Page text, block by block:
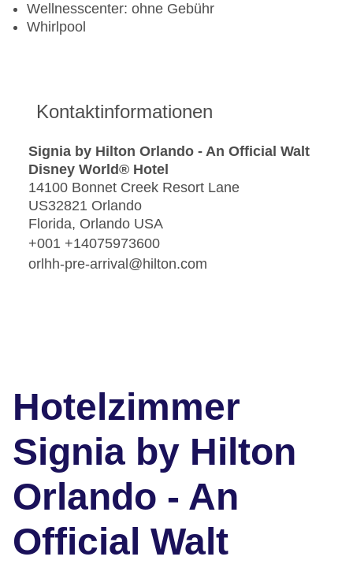
Wellnesscenter: ohne Gebühr
Whirlpool
Kontaktinformationen
Signia by Hilton Orlando - An Official Walt
Disney World® Hotel
14100 Bonnet Creek Resort Lane
US32821 Orlando
Florida, Orlando USA
+001 +14075973600
orlhh-pre-arrival@hilton.com
Hotelzimmer
Signia by Hilton
Orlando - An
Official Walt